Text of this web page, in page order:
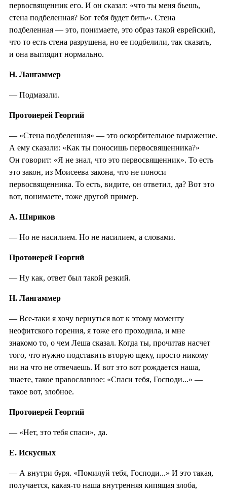
первосвященник его. И он сказал: «что ты меня бьешь,
стена подбеленная? Бог тебя будет бить». Стена
подбеленная — это, понимаете, это образ такой еврейский,
что то есть стена разрушена, но ее подбелили, так сказать,
и она выглядит нормально.
Н. Лангаммер
— Подмазали.
Протоиерей Георгий
— «Стена подбеленная» — это оскорбительное выражение.
А ему сказали: «Как ты поносишь первосвященника?»
Он говорит: «Я не знал, что это первосвященник». То есть
это закон, из Моисеева закона, что не поноси
первосвященника. То есть, видите, он ответил, да? Вот это
вот, понимаете, тоже другой пример.
А. Шириков
— Но не насилием. Но не насилием, а словами.
Протоиерей Георгий
— Ну как, ответ был такой резкий.
Н. Лангаммер
— Все-таки я хочу вернуться вот к этому моменту
неофитского горения, я тоже его проходила, и мне
знакомо то, о чем Леша сказал. Когда ты, прочитав насчет
того, что нужно подставить вторую щеку, просто никому
ни на что не отвечаешь. И вот это вот рождается наша,
знаете, такое православное: «Спаси тебя, Господи...» —
такое вот, злобное.
Протоиерей Георгий
— «Нет, это тебя спаси», да.
Е. Искусных
— А внутри буря. «Помилуй тебя, Господи...» И это такая,
получается, какая-то наша внутренняя кипящая злоба,